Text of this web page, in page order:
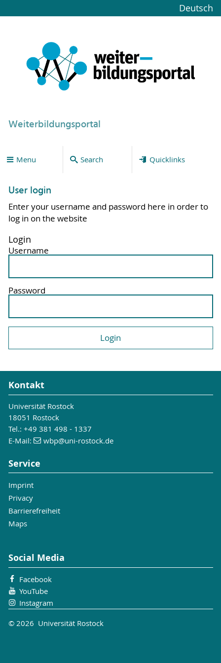
Deutsch
Weiterbildungsportal
Menu Search Quicklinks
User login
Enter your username and password here in order to
log in on the website
Login
Username
Password
Kontakt
Universität Rostock
18051 Rostock
Tel.: +49 381 498 - 1337
E-Mail:
wbp@uni-rostock.de
Service
Imprint
Privacy
Barrierefreiheit
Maps
Social Media
Facebook
YouTube
Instagram
© 2026 Universität Rostock